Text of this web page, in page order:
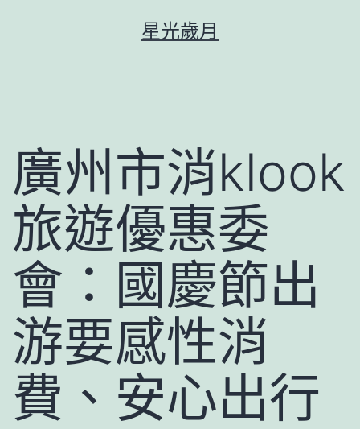
星光歲月
廣州市消klook
旅遊優惠委
會：國慶節出
游要感性消
費、安心出行